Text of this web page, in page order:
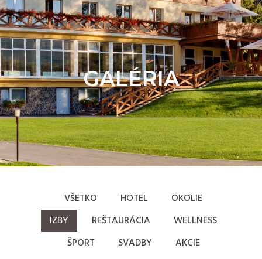
GALÉRIA
VŠETKO HOTEL
OKOLIE
IZBY
REŠTAURÁCIA
WELLNESS
ŠPORT
SVADBY AKCIE